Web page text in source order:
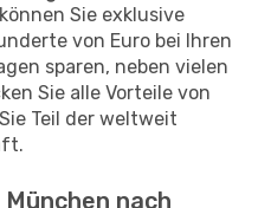
Sie exklusive
von Euro bei Ihren
sparen, neben vielen
Sie alle Vorteile von
Teil der weltweit
nach